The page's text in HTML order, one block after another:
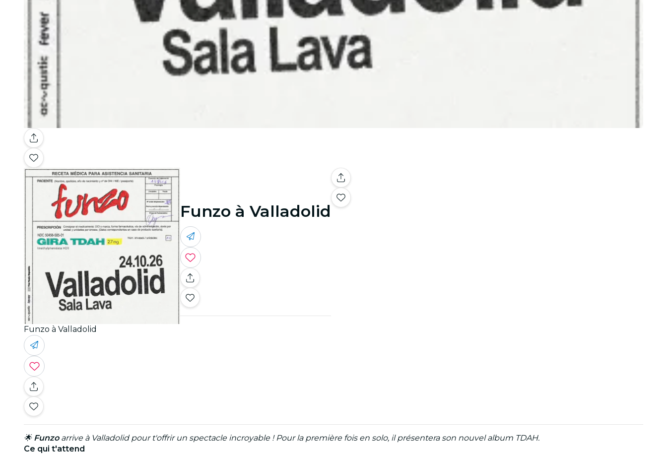
Funzo à Valladolid
Funzo à Valladolid
🌟 Funzoarrive à Valladolid pour t'offrir un spectacle incroyable ! Pour la première fois en solo, il présentera son nouvel album TDAH.
Ce qui t'attend